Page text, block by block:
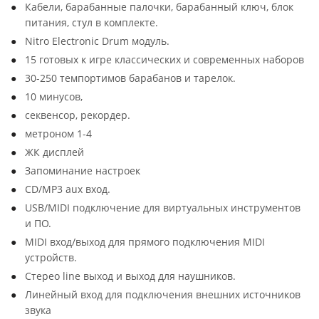
Кабели, барабанные палочки, барабанный ключ, блок
питания, стул в комплекте.
Nitro Electronic Drum модуль.
15 готовых к игре классических и современных наборов
30-250 темпортимов барабанов и тарелок.
10 минусов,
секвенсор, рекордер.
метроном 1-4
ЖК дисплей
Запоминание настроек
CD/MP3 aux вход.
USB/MIDI подключение для виртуальных инструментов
и ПО.
MIDI вход/выход для прямого подключения MIDI
устройств.
Стерео line выход и выход для наушников.
Линейный вход для подключения внешних источников
звука